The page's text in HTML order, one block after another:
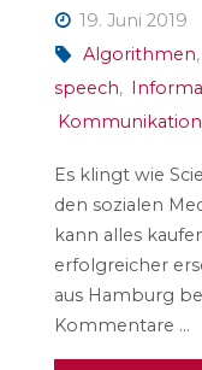
19. Juni 2019
Algorithmen,
speech,
Kommunikation
Es klingt wie
den sozialen
kann alles
erfolgreicher
aus Hamburg
Kommentare …